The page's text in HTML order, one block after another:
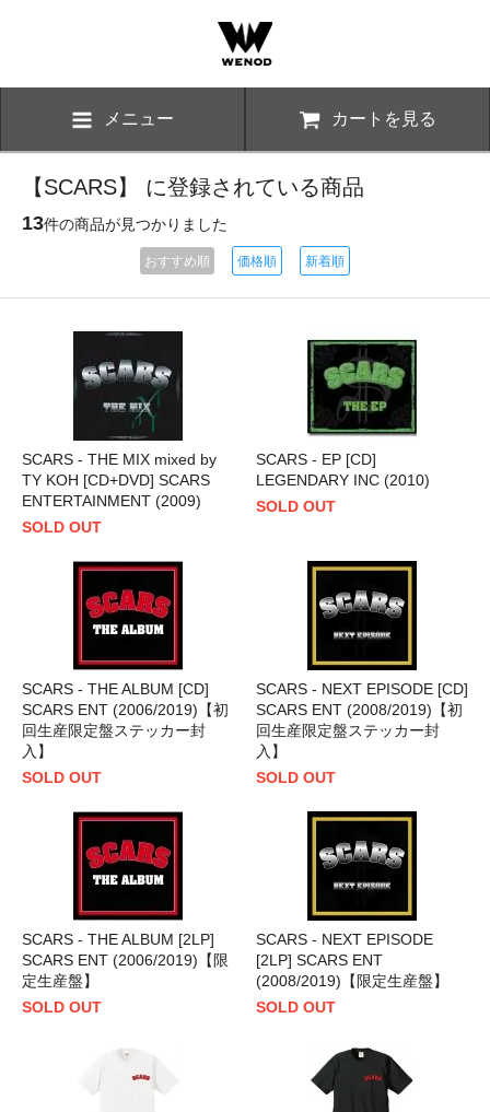
メニュー カートを見る
【SCARS】 に登録されている商品
13件の商品が見つかりました
おすすめ順 価格順 新着順
SCARS - THE MIX mixed by
TY KOH [CD+DVD] SCARS
ENTERTAINMENT (2009)
SOLD OUT
SCARS - EP [CD]
LEGENDARY INC (2010)
SOLD OUT
SCARS - THE ALBUM [CD]
SCARS ENT (2006/2019)【初
回生産限定盤ステッカー封
入】
SOLD OUT
SCARS - NEXT EPISODE [CD]
SCARS ENT (2008/2019)【初
回生産限定盤ステッカー封
入】
SOLD OUT
SCARS - THE ALBUM [2LP]
SCARS ENT (2006/2019)【限
定生産盤】
SOLD OUT
SCARS - NEXT EPISODE
[2LP] SCARS ENT
(2008/2019)【限定生産盤】
SOLD OUT